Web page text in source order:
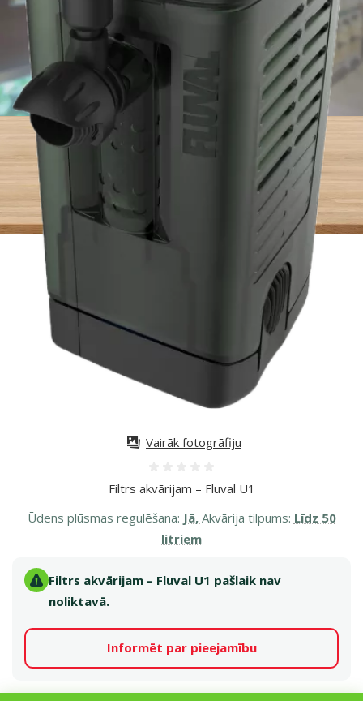
Filtrs akvārijam – Fluval U1
Ūdens plūsmas regulēšana: Jā, Akvārija tilpums: Līdz 50
litriem
Filtrs akvārijam – Fluval U1 pašlaik nav
noliktavā.
Informēt par pieejamību
Vairāk fotogrāfiju